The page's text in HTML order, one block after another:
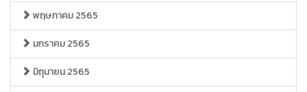
พฤษภาคม 2565
มกราคม 2565
มิถุนายน 2565